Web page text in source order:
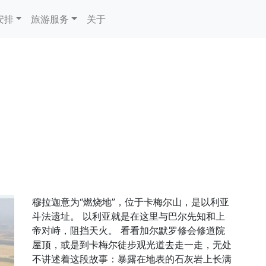
排 旅游服务 关于
穆拉迦意为“燃烧地”，位于卡梅尔山，是以利亚
斗法遗址。 以利亚就是在这里与巴尔先知和上
帝对峙，阻挡天火。 看看加尔默罗修会修道院
屋顶，或是到卡梅尔徒步观光道去走一走，无处
不讲述着这段故事：暴露在地表的石灰岩上长满